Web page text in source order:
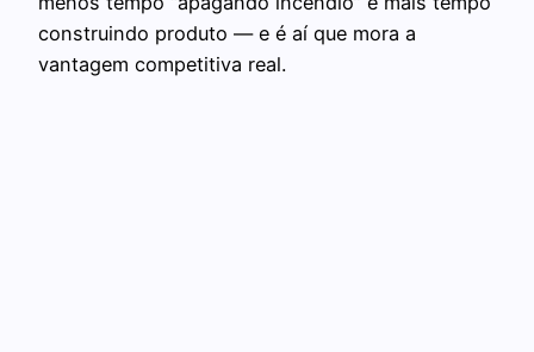
construindo produto — e é aí que mora a
vantagem competitiva real.